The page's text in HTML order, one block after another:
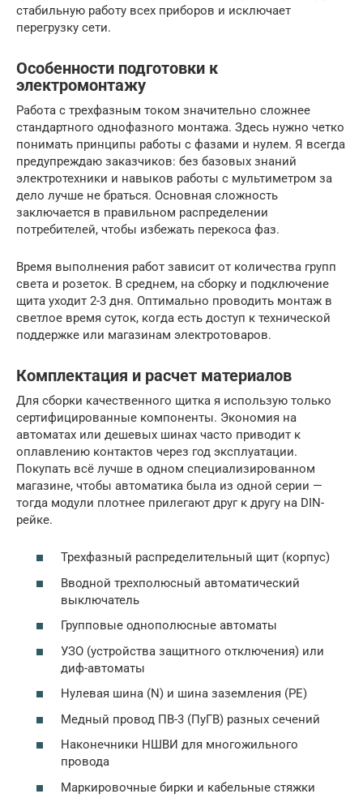
стабильную работу всех приборов и исключает
перегрузку сети.
Особенности подготовки к
электромонтажу
Работа с трехфазным током значительно сложнее
стандартного однофазного монтажа. Здесь нужно четко
понимать принципы работы с фазами и нулем. Я всегда
предупреждаю заказчиков: без базовых знаний
электротехники и навыков работы с мультиметром за
дело лучше не браться. Основная сложность
заключается в правильном распределении
потребителей, чтобы избежать перекоса фаз.
Время выполнения работ зависит от количества групп
света и розеток. В среднем, на сборку и подключение
щита уходит 2-3 дня. Оптимально проводить монтаж в
светлое время суток, когда есть доступ к технической
поддержке или магазинам электротоваров.
Комплектация и расчет материалов
Для сборки качественного щитка я использую только
сертифицированные компоненты. Экономия на
автоматах или дешевых шинах часто приводит к
оплавлению контактов через год эксплуатации.
Покупать всё лучше в одном специализированном
магазине, чтобы автоматика была из одной серии —
тогда модули плотнее прилегают друг к другу на DIN-
рейке.
Трехфазный распределительный щит (корпус)
Вводной трехполюсный автоматический
выключатель
Групповые однополюсные автоматы
УЗО (устройства защитного отключения) или
диф-автоматы
Нулевая шина (N) и шина заземления (PE)
Медный провод ПВ-3 (ПуГВ) разных сечений
Наконечники НШВИ для многожильного
провода
Маркировочные бирки и кабельные стяжки